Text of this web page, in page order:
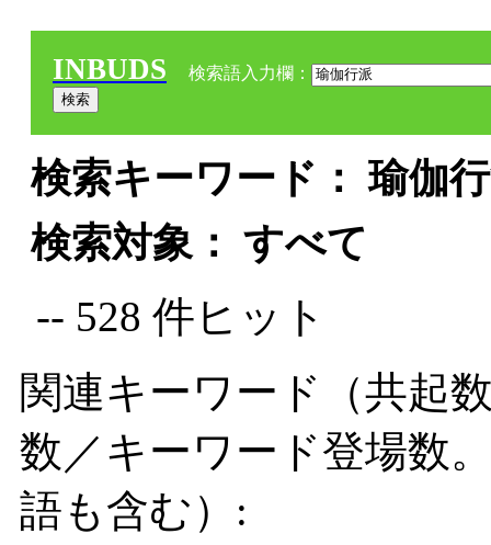
INBUDS 検索語入力欄：
検索キーワード： 瑜伽
検索対象： すべて
-- 528 件ヒット
関連キーワード（共起
数／キーワード登場数
語も含む）: